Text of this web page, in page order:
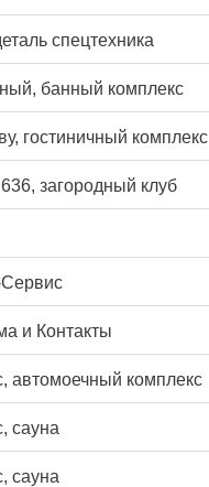
спецтехника
банный комплекс
гостиничный комплекс
загородный клуб
Сервис
и Контакты
автомоечный комплекс
сауна
сауна